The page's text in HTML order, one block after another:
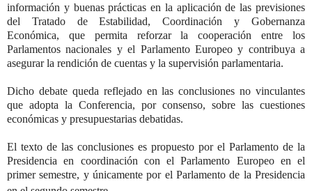
información y buenas prácticas en la aplicación de las previsiones
del Tratado de Estabilidad, Coordinación y Gobernanza
Económica, que permita reforzar la cooperación entre los
Parlamentos nacionales y el Parlamento Europeo y contribuya a
asegurar la rendición de cuentas y la supervisión parlamentaria.
Dicho debate queda reflejado en las conclusiones no vinculantes
que adopta la Conferencia, por consenso, sobre las cuestiones
económicas y presupuestarias debatidas.
El texto de las conclusiones es propuesto por el Parlamento de la
Presidencia en coordinación con el Parlamento Europeo en el
primer semestre, y únicamente por el Parlamento de la Presidencia